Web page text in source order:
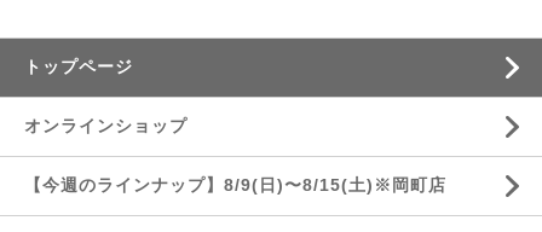
トップページ
オンラインショップ
【今週のラインナップ】8/9(日)〜8/15(土)※岡町店